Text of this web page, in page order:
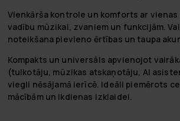
Vienkārša kontrole un komforts ar
vadību mūzikai, zvaniem un funkcijām.
noteikšana pievieno ērtības un taupa
Kompakts un universāls apvienojot
(tulkotāju, mūzikas atskaņotāju, AI
viegli nēsājamā ierīcē. Ideāli piemērots
mācībām un ikdienas izklaidei.